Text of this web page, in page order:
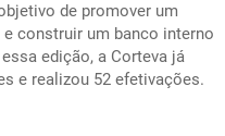
de promover um
construir um banco interno
edição, a Corteva já
e realizou 52 efetivações.